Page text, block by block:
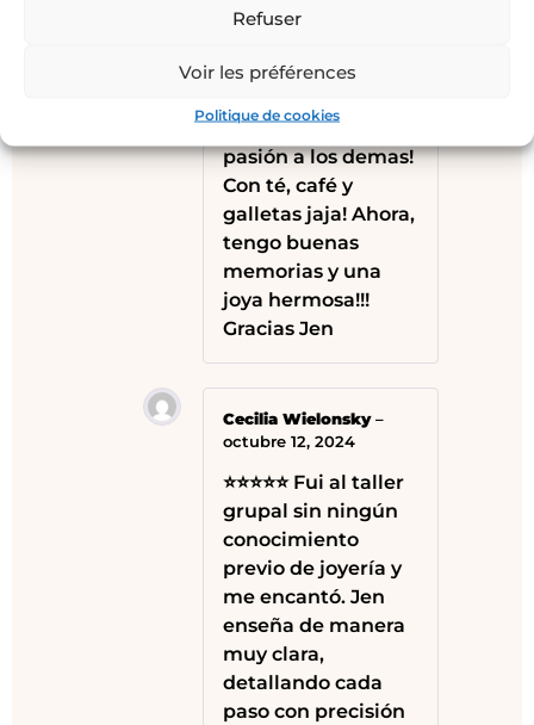
Refuser
Voir les préférences
Politique de cookies
de Jen son
mujer tan
sabe transmitir su
pasión a los demas!
Con té, café y
galletas jaja! Ahora,
tengo buenas
memorias y una
joya hermosa!!!
Gracias Jen
Cecilia Wielonsky–
octubre 12, 2024
⭐⭐⭐⭐⭐ Fui al taller
grupal sin ningún
conocimiento
previo de joyería y
me encantó. Jen
enseña de manera
muy clara,
detallando cada
paso con precisión